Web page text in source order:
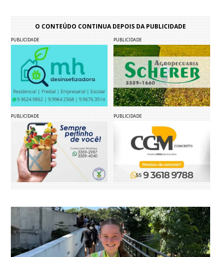
O CONTEÚDO CONTINUA DEPOIS DA PUBLICIDADE
PUBLICIDADE PUBLICIDADE
PUBLICIDADE PUBLICIDADE